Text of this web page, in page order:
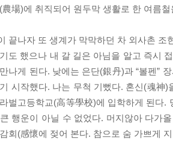
農場)에 취직되어 원두막 생활로 한 여름
끝나자 또 생계가 막막하던 차 외사촌 조
도 했으나 내 갈 길은 아님을 알고 즉시
나게 된다. 낮에는 은단(銀丹)과 “볼펜”
시작했다. 나는 무척 기뻤다. 혼신(魂神
벌고등학교(高等學校)에 입학하게 된다
행운이 아닐 수 없었다. 머지않아 다가
회(感懷에 젖어 본다. 참으로 숨 가쁘게